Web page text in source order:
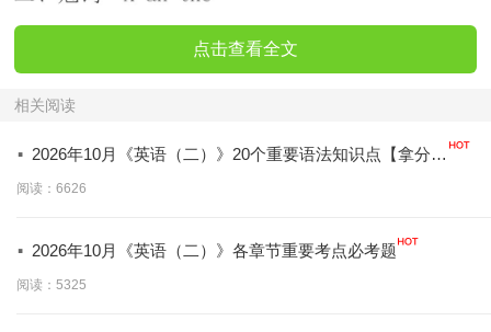
点击查看全文
相关阅读
· 2026年10月《英语（二）》20个重要语法知识点【拿分必
学】
阅读：6626
· 2026年10月《英语（二）》各章节重要考点必考题
阅读：5325